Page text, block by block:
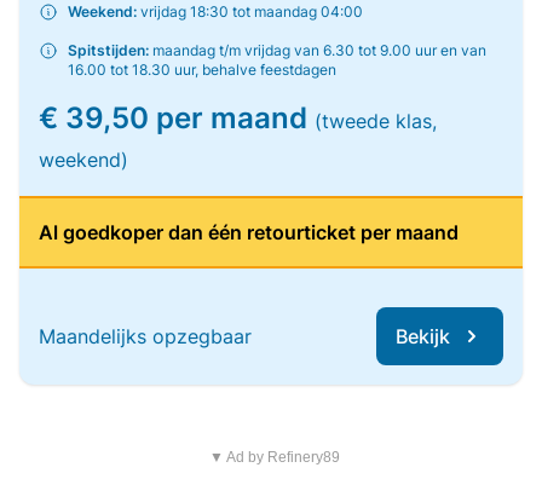
Weekend: vrijdag 18:30 tot maandag 04:00
Spitstijden: maandag t/m vrijdag van 6.30 tot 9.00 uur en van
16.00 tot 18.30 uur, behalve feestdagen
€ 39,50 per maand (tweede klas,
weekend)
Al goedkoper dan één retourticket per maand
Maandelijks opzegbaar Bekijk
▼ Ad by Refinery89